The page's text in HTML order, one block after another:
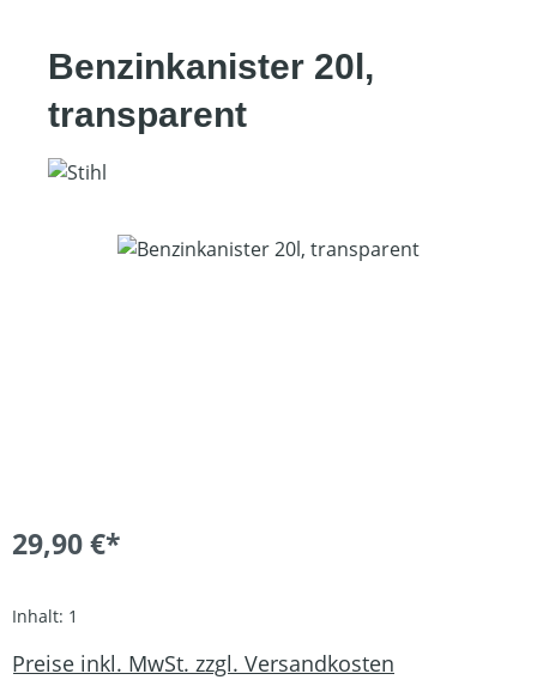
Benzinkanister 20l,
transparent
Bildergalerie überspringen
29,90 €*
Inhalt: 1
Preise inkl. MwSt. zzgl. Versandkosten